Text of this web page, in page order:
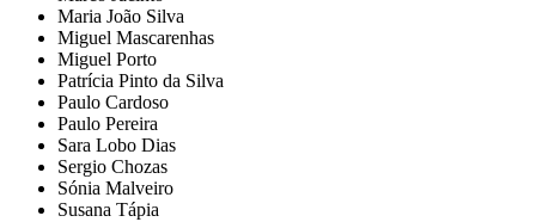
Maria João Silva
Miguel Mascarenhas
Miguel Porto
Patrícia Pinto da Silva
Paulo Cardoso
Paulo Pereira
Sara Lobo Dias
Sergio Chozas
Sónia Malveiro
Susana Tápia